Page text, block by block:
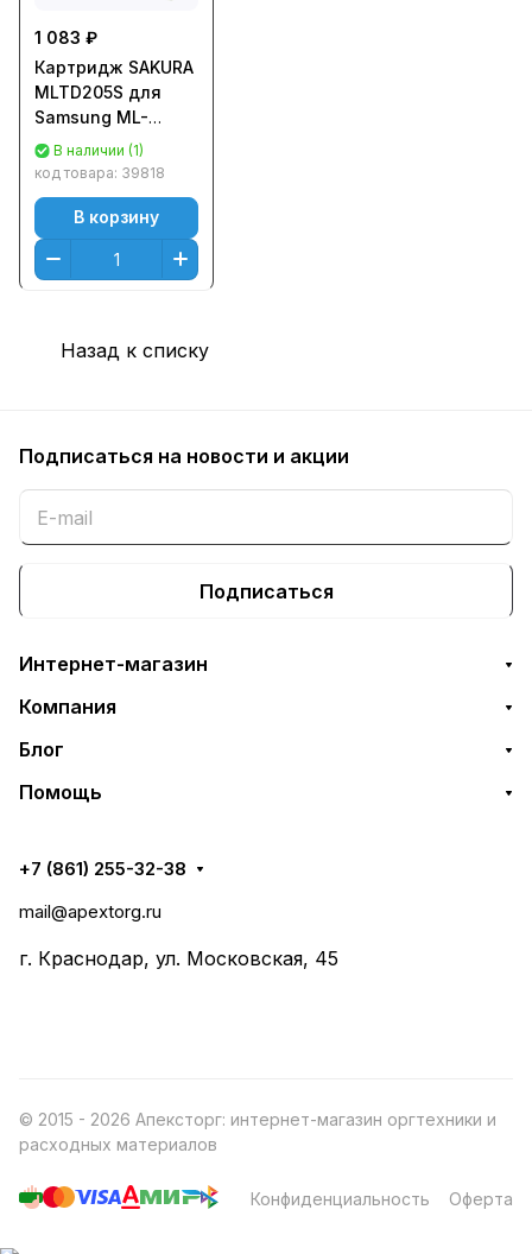
1 083 ₽
Картридж SAKURA
MLTD205S для
Samsung ML-
3310D/ 3310ND/
3710D/ 3710ND/
4833FR/ 563,
Черный (Black),
(2000 к.)
В наличии (1)
код товара: 39818
В корзину
Назад к списку
Подписаться на новости и акции
Подписаться
Интернет-магазин
Компания
Блог
Помощь
+7 (861) 255-32-38
mail@apextorg.ru
г. Краснодар, ул. Московская, 45
© 2015 - 2026 Апексторг: интернет-магазин оргтехники и
расходных материалов
Конфиденциальность Оферта